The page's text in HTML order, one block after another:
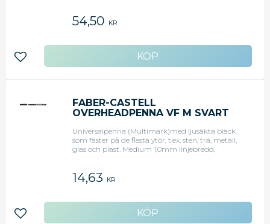
54,50 KR
Lägg till i favoriter
FABER-CASTELL
OVERHEADPENNA VF M SVART
Universalpenna (Multimark)med ljusäkta bläck
som fäster på de flesta ytor, t.ex. sten, trä, metall,
glas och plast. Medium 1,0mm linjebredd,
14,63 KR
Lägg till i favoriter